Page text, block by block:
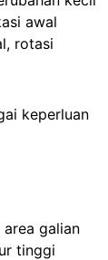
awal
rotasi
keperluan
galian
tinggi